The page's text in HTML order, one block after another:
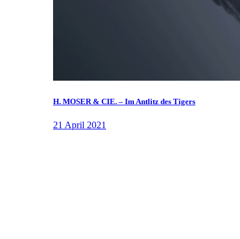
H. MOSER & CIE. – Im Antlitz des Tigers
21 April 2021